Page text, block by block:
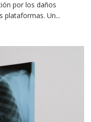
por los daños
plataformas. Un...